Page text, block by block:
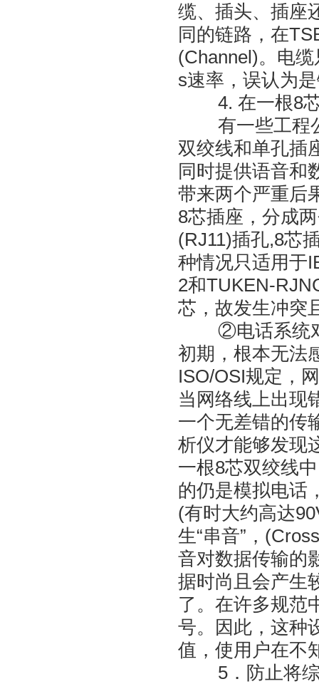
缆、插头、插座
同的链路，在
(Channel)。电
s速率，误认为
4. 在一根8芯
有一些工程公
双绞线和单孔插
同时提供语音和
带来两个严重后
8芯插座，分成
(RJ11)插孔,8芯
种情况只适用于
2和TUKEN-
芯，故发生冲突
②电话系统对
初期，根本无法
ISO/OSI规定，
当网络线上出现
一个无差错的传
析仪才能够发现
一根8芯双绞线
的仍是模拟电话
(有时大约高达
生“串音”，
音对数据传输的
据时尚且会产生
了。在许多规范
号。因此，这种
值，使用户在不
5．防止将综